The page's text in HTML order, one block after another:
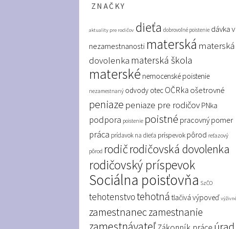
ZNAČKY
aktuality pre rodičov dieťa dobrovoľné poistenie dávka v
nezamestnanosti materská materská
dovolenka materská škola
materské nemocenské poistenie
nezamestnaný odvody otec OČRka ošetrovné
peniaze peniaze pre rodičov PNka
podpora poistenie poistné pracovný pomer
práca prídavok na dieťa príspevok pôrod reťazový
pôrod rodičrodičovská dovolenka
rodičovský príspevok
Sociálna poisťovňa SzČO
tehotenstvotehotná tlačivá výpoveď
zamestnaneczamestnanie
zamestnávateľ